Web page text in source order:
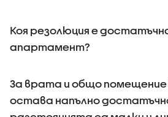
Коя резолюция е
апартамент?
За врата и общо помещение
остава напълно